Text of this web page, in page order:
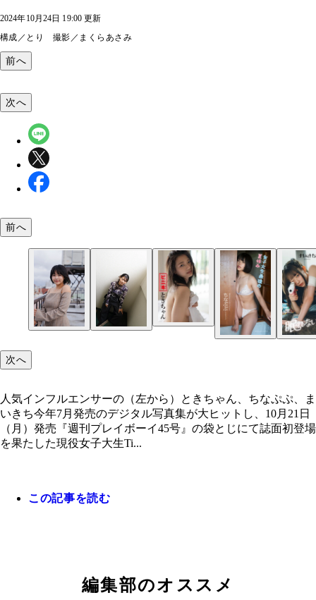
2024年10月24日 19:00 更新
構成／とり 撮影／まくらあさみ
前へ
ちなぷぷデジタル写真集『女子大生最後の夏休み
まいきちデジタル写真集『眠れない夢』 撮影／
まいきち
週プレ公式TikTokにて3人の初コラボ動画が公開中
人気インフルエンサーの（左から）ときちゃん、
ぷ、まいきち
次へ
前へ
次へ
人気インフルエンサーの（左から）ときちゃん、ちなぷぷ、ま
いきち今年7月発売のデジタル写真集が大ヒットし、10月21日
（月）発売『週刊プレイボーイ45号』の袋とじにて誌面初登場
を果たした現役女子大生Ti...
この記事を読む
編集部のオススメ